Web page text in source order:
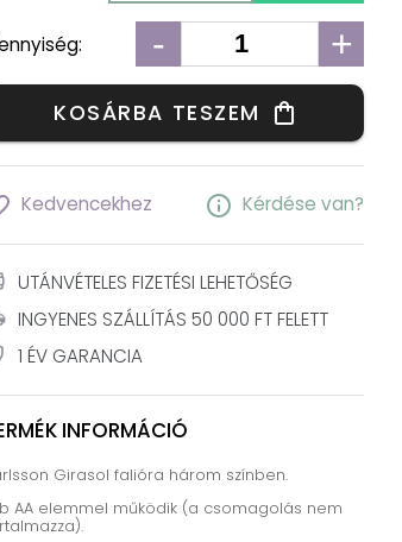
- +
KOSÁRBA TESZEM shopping_bag
Kedvencekhez info Kérdése van?
UTÁNVÉTELES FIZETÉSI LEHETŐSÉG
INGYENES SZÁLLÍTÁS 50 000 FT FELETT
1 ÉV GARANCIA
INFORMÁCIÓ
Girasol falióra három színben.
AA elemmel működik (a csomagolás nem